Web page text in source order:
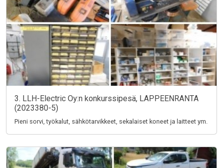
3. LLH-Electric Oy:n konkurssipesä, LAPPEENRANTA
(2023380-5)
Pieni sorvi, työkalut, sähkötarvikkeet, sekalaiset koneet ja laitteet ym.